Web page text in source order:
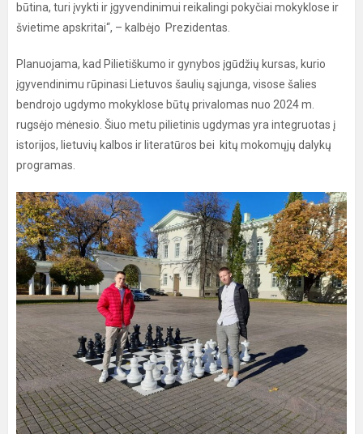
būtina, turi įvykti ir įgyvendinimui reikalingi pokyčiai mokyklose ir
švietime apskritai“, – kalbėjo Prezidentas.
Planuojama, kad Pilietiškumo ir gynybos įgūdžių kursas, kurio
įgyvendinimu rūpinasi Lietuvos šaulių sąjunga, visose šalies
bendrojo ugdymo mokyklose būtų privalomas nuo 2024 m.
rugsėjo mėnesio. Šiuo metu pilietinis ugdymas yra integruotas į
istorijos, lietuvių kalbos ir literatūros bei kitų mokomųjų dalykų
programas.